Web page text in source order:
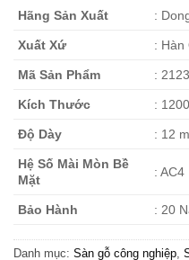
Hãng Sản Xuất :
Xuất Xứ : Hàn
Mã Sản Phẩm :
Kích Thước :
Độ Dày : 12
Hệ Số Mài Mòn Bề
Mặt
: AC4
Bảo Hành : 20
Danh mục: Sàn gỗ công nghiệp,